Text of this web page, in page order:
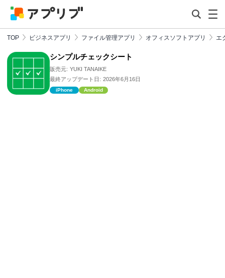
TOP ビジネスアプリ ファイル管理アプリ オフィスソフトアプリ エ
シンプルチェックシート
販売元: YUKI TANAIKE
最終アップデート日: 2026年6月16日
iPhone Android